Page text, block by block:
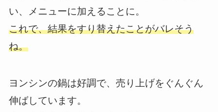
い、メニューに加えることに。
これで、結果をすり替えたことがバレそう
ね。
ヨンシンの鍋は好調で、売り上げをぐんぐん
伸ばしています。